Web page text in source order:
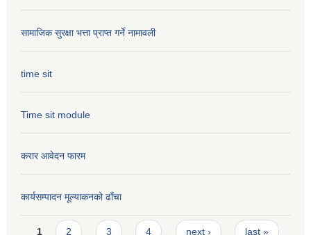
सामाजिक सुरक्षा भत्ता प्राप्त गर्ने नामावली
time sit
Time sit module
करार आवेदन फारम
कार्यसम्पादन मूल्या‌कनको ढाँचा
1 2 3 4 next › last »